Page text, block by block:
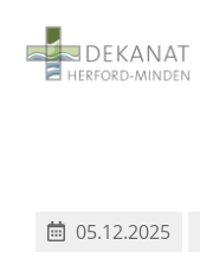
05.12.2025